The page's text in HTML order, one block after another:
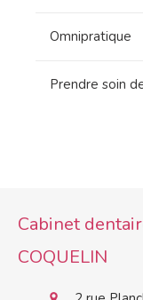
Omnipratique
Prendre soin
Cabinet
COQUELIN